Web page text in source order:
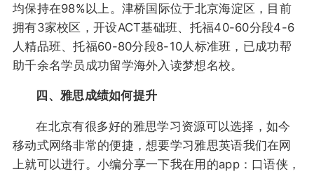
均保持在98%以上。津桥国际位于北京海淀区，目前
拥有3家校区，开设ACT基础班、托福40-60分段4-6
人精品班、托福60-80分段8-10人标准班，已成功帮
助千余名学员成功留学海外入读梦想名校。
四、雅思成绩如何提升
在北京有很多好的雅思学习资源可以选择，如今
移动式网络非常的便捷，想要学习雅思英语我们在网
上就可以进行。小编分享一下我在用的app：口语侠，